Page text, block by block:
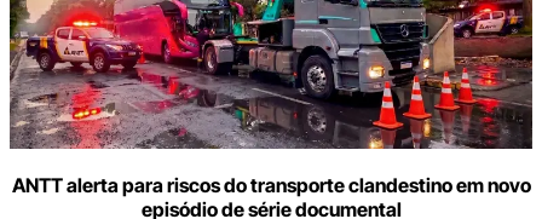
ANTT alerta para riscos do transporte clandestino em novo
episódio de série documental